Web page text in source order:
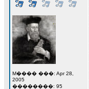
M���� ���: Apr 28,
2005
��������: 95